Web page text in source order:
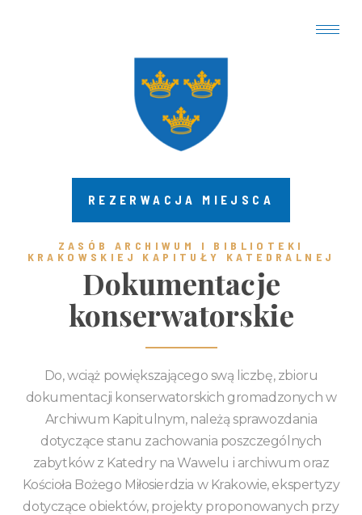
REZERWACJA MIEJSCA
ZASÓB ARCHIWUM I BIBLIOTEKI
KRAKOWSKIEJ KAPITUŁY KATEDRALNEJ ​
Dokumentacje
konserwatorskie
Do, wciąż powiększającego swą liczbę, zbioru
dokumentacji konserwatorskich gromadzonych w
Archiwum Kapitulnym, należą sprawozdania
dotyczące stanu zachowania poszczególnych
zabytków z Katedry na Wawelu i archiwum oraz
Kościoła Bożego Miłosierdzia w Krakowie, ekspertyzy
dotyczące obiektów, projekty proponowanych przy